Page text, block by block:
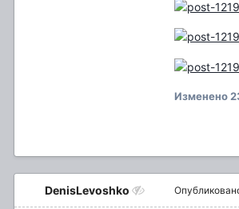
Изменено
DenisLevoshko